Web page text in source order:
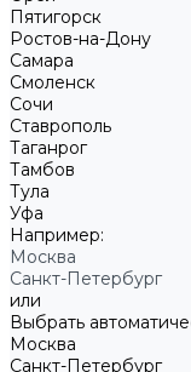
Пятигорск
Ростов-на-Дону
Самара
Смоленск
Сочи
Ставрополь
Таганрог
Тамбов
Тула
Уфа
Например:
Москва
Санкт-Петербург
или
Выбрать
Москва
Санкт-Петербург